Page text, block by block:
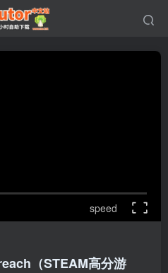
speed
（STEAM高分游